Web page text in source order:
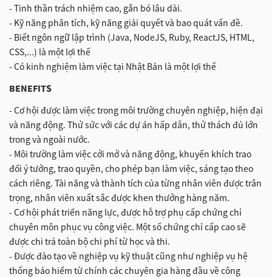
- Tinh thần trách nhiệm cao, gắn bó lâu dài.
- Kỹ năng phân tích, kỹ năng giải quyết và bao quát vấn đề.
- Biết ngôn ngữ lập trình (Java, NodeJS, Ruby, ReactJS, HTML,
CSS,...) là một lợi thế
- Có kinh nghiệm làm việc tại Nhật Bản là một lợi thế
BENEFITS
- Cơ hội được làm việc trong môi trường chuyên nghiệp, hiện đại
và năng động. Thử sức với các dự án hấp dẫn, thử thách đủ lớn
trong và ngoài nước.
- Môi trường làm việc cởi mở và năng động, khuyến khích trao
đổi ý tưởng, trao quyền, cho phép bạn làm việc, sáng tạo theo
cách riêng. Tài năng và thành tích của từng nhân viên được trân
trọng, nhân viên xuất sắc được khen thưởng hàng năm.
- Cơ hội phát triển năng lực, được hỗ trợ phụ cấp chứng chỉ
chuyên môn phục vụ công việc. Một số chứng chỉ cấp cao sẽ
được chi trả toàn bộ chi phí từ học và thi.
- Được đào tạo về nghiệp vụ kỹ thuật cũng như nghiệp vụ hệ
thống bảo hiểm từ chính các chuyên gia hàng đầu về công